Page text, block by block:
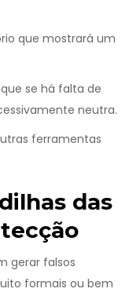
que mostrará um
se há falta de
neutra.
ferramentas
das
gerar falsos
formais ou bem